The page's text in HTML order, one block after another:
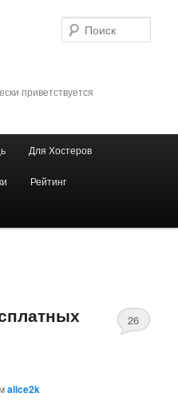
приветствуется
Для Хостеров
Рейтинг
alice2k
26